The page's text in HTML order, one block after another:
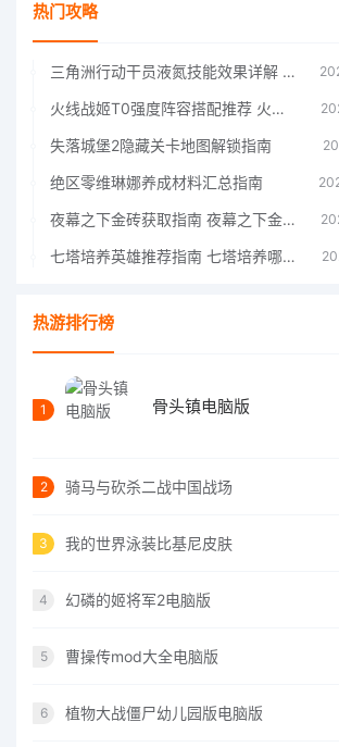
热门攻略
三角洲行动干员液氮技能效果详解 三角洲行动干员液氮技能介绍
火线战姬T0强度阵容搭配推荐 火线战姬T0强度阵容哪个好
失落城堡2隐藏关卡地图解锁指南
绝区零维琳娜养成材料汇总指南
夜幕之下金砖获取指南 夜幕之下金砖获取方法
七塔培养英雄推荐指南 七塔培养哪个英雄好
热游排行榜
1 骨头镇电脑版
2 骑马与砍杀二战中国战场
3 我的世界泳装比基尼皮肤
4 幻磷的姬将军2电脑版
5 曹操传mod大全电脑版
6 植物大战僵尸幼儿园版电脑版